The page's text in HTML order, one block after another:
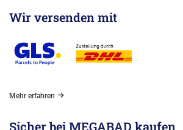
Wir versenden mit
Mehr erfahren
Sicher bei MEGABAD kaufen